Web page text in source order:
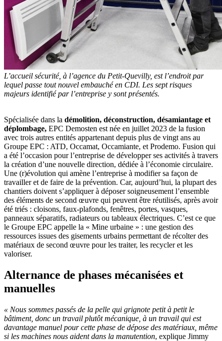
L’accueil sécurité, à l’agence du Petit-Quevilly, est l’endroit par
lequel passe tout nouvel embauché en CDI. Les sept risques
majeurs identifié par l’entreprise y sont présentés.
Spécialisée dans la démolition, déconstruction, désamiantage et
déplombage, EPC Demosten est née en juillet 2023 de la fusion
avec trois autres entités appartenant depuis plus de vingt ans au
Groupe EPC : ATD, Occamat, Occamiante, et Prodemo. Fusion qui
a été l’occasion pour l’entreprise de développer ses activités à travers
la création d’une nouvelle direction, dédiée à l’économie circulaire.
Une (r)évolution qui amène l’entreprise à modifier sa façon de
travailler et de faire de la prévention. Car, aujourd’hui, la plupart des
chantiers doivent s’appliquer à déposer soigneusement l’ensemble
des éléments de second œuvre qui peuvent être réutilisés, après avoir
été triés : cloisons, faux-plafonds, fenêtres, portes, vasques,
panneaux séparatifs, radiateurs ou tableaux électriques. C’est ce que
le Groupe EPC appelle la « Mine urbaine » : une gestion des
ressources issues des gisements urbains permettant de récolter des
matériaux de second œuvre pour les traiter, les recycler et les
valoriser.
Alternance de phases mécanisées et
manuelles
« Nous sommes passés de la pelle qui grignote petit à petit le
bâtiment, donc un travail plutôt mécanique, à un travail qui est
davantage manuel pour cette phase de dépose des matériaux, même
si les machines nous aident dans la manutention, explique Jimmy